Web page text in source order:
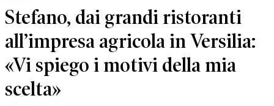
Stefano, dai grandi ristoranti
all’impresa agricola in Versilia:
«Vi spiego i motivi della mia
scelta»